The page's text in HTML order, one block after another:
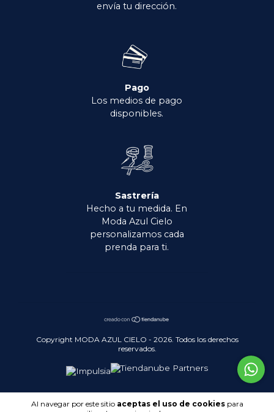
Al navegar por este sitio aceptas el uso de cookiespara
envía tu dirección.
Pago
Los medios de pago
disponibles.
Sastrería
Hecho a tu medida. En
Moda Azul Cielo
personalizamos cada
prenda para ti.
Copyright MODA AZUL CIELO - 2026. Todos los derechos
reservados.